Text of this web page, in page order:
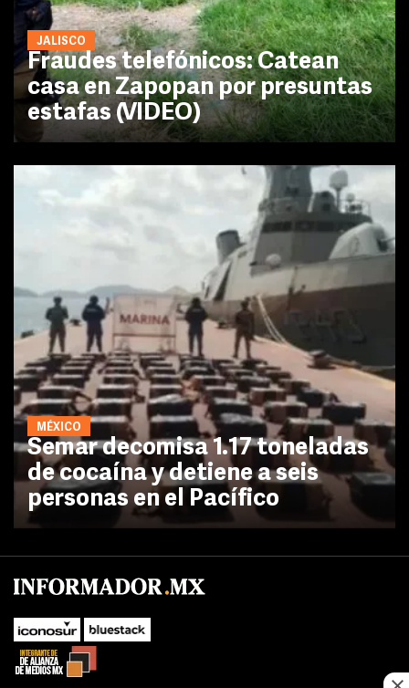
JALISCO
Fraudes telefónicos: Catean
casa en Zapopan por presuntas
estafas (VIDEO)
MÉXICO
Semar decomisa 1.17 toneladas
de cocaína y detiene a seis
personas en el Pacífico